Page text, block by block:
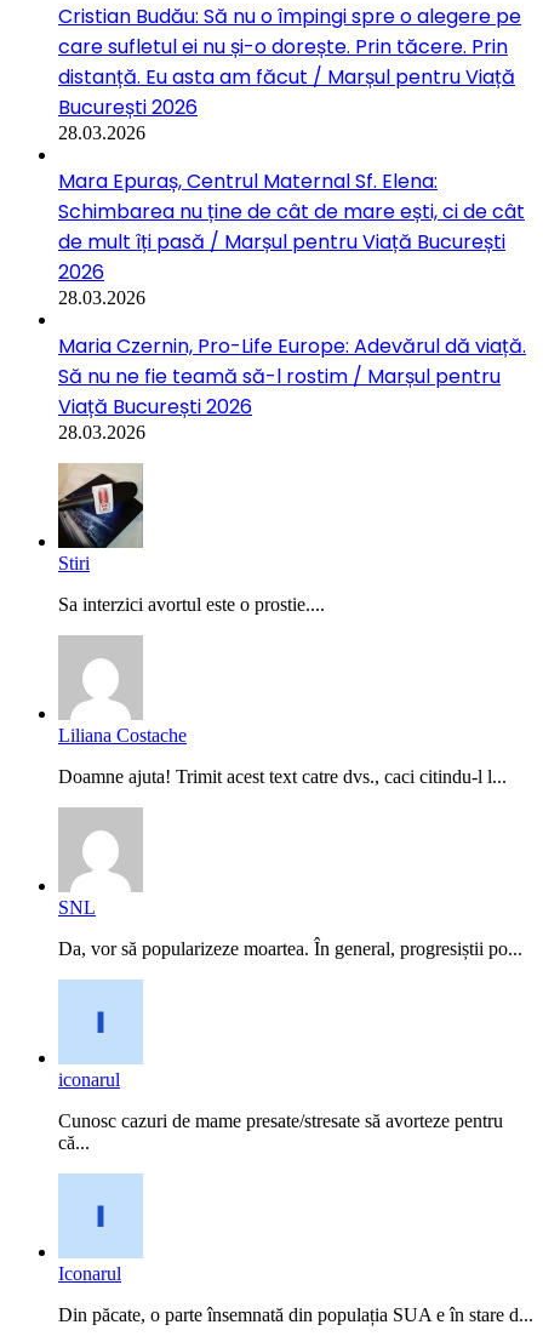
Cristian Budău: Să nu o împingi spre o alegere pe
care sufletul ei nu și-o dorește. Prin tăcere. Prin
distanță. Eu asta am făcut / Marșul pentru Viață
București 2026
28.03.2026
Mara Epuraș, Centrul Maternal Sf. Elena:
Schimbarea nu ține de cât de mare ești, ci de cât
de mult îți pasă / Marșul pentru Viață București
2026
28.03.2026
Maria Czernin, Pro-Life Europe: Adevărul dă viață.
Să nu ne fie teamă să-l rostim / Marșul pentru
Viață București 2026
28.03.2026
Stiri
Sa interzici avortul este o prostie....
Liliana Costache
Doamne ajuta! Trimit acest text catre dvs., caci citindu-l l...
SNL
Da, vor să popularizeze moartea. În general, progresiștii po...
iconarul
Cunosc cazuri de mame presate/stresate să avorteze pentru
că...
Iconarul
Din păcate, o parte însemnată din populația SUA e în stare d...